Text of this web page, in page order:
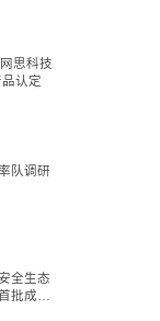
思科技
认定
队调研
全生态
批成员